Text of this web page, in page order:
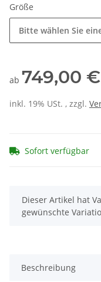
Größe
Bitte wählen Sie
ab 749,00 €
inkl. 19% USt. , zzgl.
Sofort verfügbar
x
Dieser Artikel hat
gewünschte
Beschreibung